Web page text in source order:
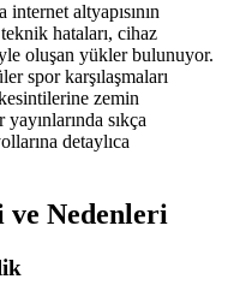
internet altyapısının
hataları, cihaz
oluşan yükler bulunuyor.
spor karşılaşmaları
zemin
sıkça
detaylıca
ve Nedenleri